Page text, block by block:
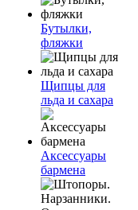
Бутылки,
фляжки
Щипцы для
льда и сахара
Аксессуары
бармена